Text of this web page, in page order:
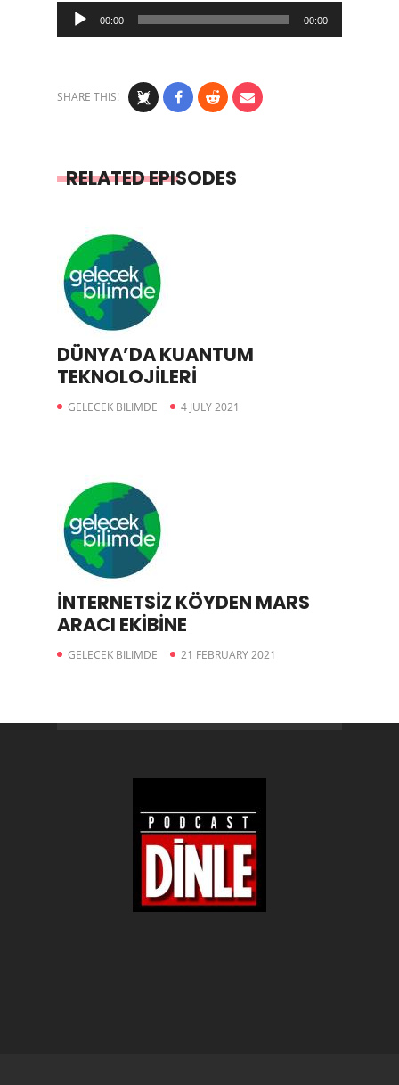
Audio
Player
00:00 00:00
SHARE THIS!
RELATED EPISODES
DÜNYA’DA KUANTUM
TEKNOLOJİLERİ
GELECEK BILIMDE 4 JULY 2021
İNTERNETSİZ KÖYDEN MARS
ARACI EKİBİNE
GELECEK BILIMDE 21 FEBRUARY 2021